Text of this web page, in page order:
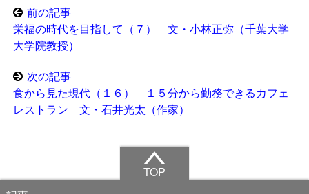
前の記事
栄福の時代を目指して（７） 文・小林正弥（千葉大学
大学院教授）
次の記事
食から見た現代（１６） １５分から勤務できるカフェ
レストラン 文・石井光太（作家）
TOP